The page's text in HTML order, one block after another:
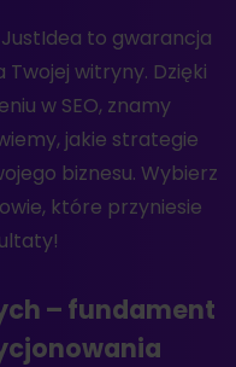
JustIdea to gwarancja
witryny. Dzięki
w SEO, znamy
jakie strategie
biznesu. Wybierz
które przyniesie
– fundament